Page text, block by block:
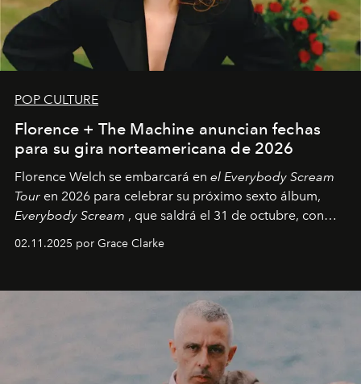
POP CULTURE
Florence + The Machine anuncian fechas
para su gira norteamericana de 2026
Florence Welch se embarcará en el Everybody Scream
Tour en 2026 para celebrar su próximo sexto álbum,
Everybody Scream , que saldrá el 31 de octubre, con
fechas en Norteamérica a partir de abril del próximo
02.11.2025 por Grace Clarke